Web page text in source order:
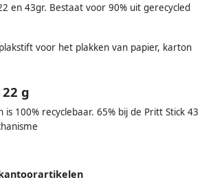
en 43gr. Bestaat voor 90% uit gerecycled
voor het plakken van papier, karton
g
is 100% recyclebaar. 65% bij de Pritt Stick 43